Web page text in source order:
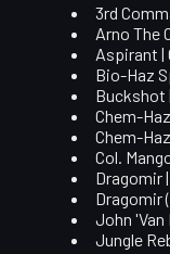
3rd
Arno The
Aspirant |
Bio-Haz
Buckshot
Chem-
Chem-
Col.
Dragomir
Dragomir
John 'Van
Jungle